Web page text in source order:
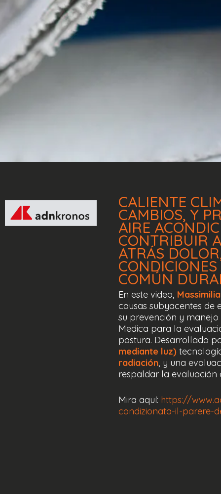
CALIENTE
CAMBIOS, Y
AIRE
CONTRIBUIR
ATRÁS
CONDICIONES
COMÚN
En este video,
causas subyacentes de
su prevención y
Medica para la
postura. Desarrollado
mediante luz)
radiación, y una
respaldar la evaluación
Mira aquí: https://
condizionata-il-parere-